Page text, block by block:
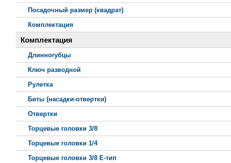
Посадочный размер (квадрат)
Комплектация
Комплектация
Длинногубцы
Ключ разводной
Рулетка
Биты (насадки-отвертки)
Отвертки
Торцевые головки 3/8
Торцевые головки 1/4
Торцевые головки 3/8 Е-тип